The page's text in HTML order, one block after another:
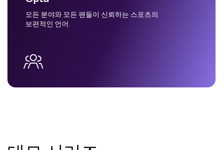
모든 분야와 모든 팬들이 신뢰하는 스포츠의
보편적인 언어.